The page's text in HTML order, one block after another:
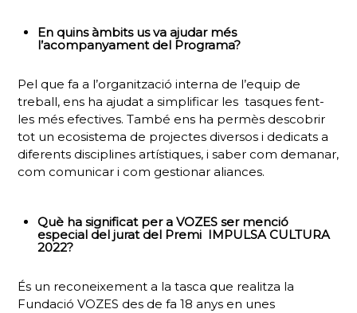
En quins àmbits us va ajudar més
l’acompanyament del Programa?
Pel que fa a l’organització interna de l’equip de
treball, ens ha ajudat a simplificar les tasques fent-
les més efectives. També ens ha permès descobrir
tot un ecosistema de projectes diversos i dedicats a
diferents disciplines artístiques, i saber com demanar,
com comunicar i com gestionar aliances.
Què ha significat per a VOZES ser menció
especial del jurat del Premi IMPULSA CULTURA
2022?
És un reconeixement a la tasca que realitza la
Fundació VOZES des de fa 18 anys en unes